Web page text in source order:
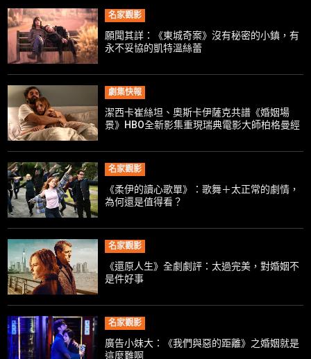
名家觀影
願聞其詳：《東城奇案》沒有秘密的小鎮，有
永不妥協的凱特溫絲蕾
劇集快報
潔西卡崔絲坦、奧斯卡伊薩克共譜《婚姻場
景》HBO全新影集重現瑞典電影大師柏格曼經
名家觀影
《柔伊的讀心歌單》：歌舞＋太正常的劇情，
為何還是值得看？
名家觀影
《還原人生》全劇劇評：太過完美，對婚姻不
是件好事
名家觀影
廣告小妹大：《我們與惡的距離​​​​​​​》之婚姻就是
這麼難啊